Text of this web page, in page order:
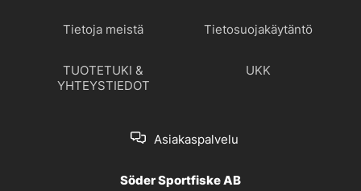
Tietoja meistä Tietosuojakäytäntö
TUOTETUKI &
YHTEYSTIEDOT
UKK
Asiakaspalvelu
Söder Sportfiske AB